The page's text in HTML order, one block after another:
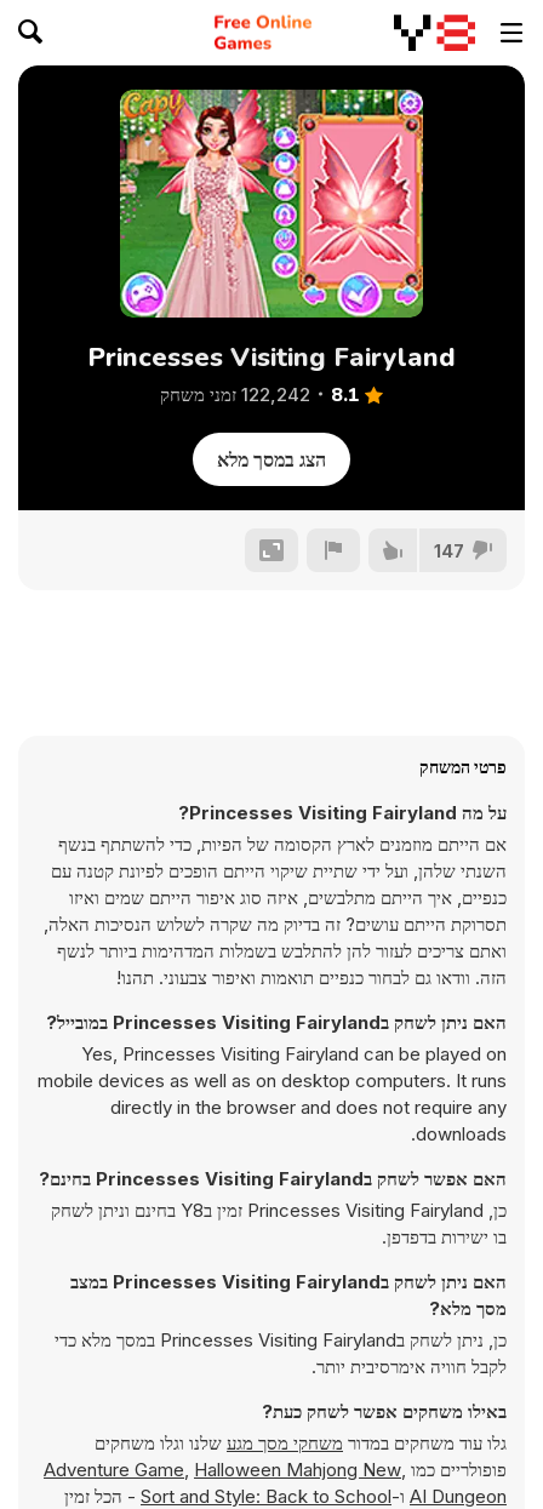
Princesses Visiting Fairyland
8.1 122,242 זמני משחק
הצג במסך מלא
147
פרטי המשחק
על מה Princesses Visiting Fairyland?
אם הייתם מוזמנים לארץ הקסומה של הפיות, כדי להשתתף בנשף
השנתי שלהן, ועל ידי שתיית שיקוי הייתם הופכים לפיונת קטנה עם
כנפיים, איך הייתם מתלבשים, איזה סוג איפור הייתם שמים ואיזו
תסרוקת הייתם עושים? זה בדיוק מה שקרה לשלוש הנסיכות האלה,
ואתם צריכים לעזור להן להתלבש בשמלות המדהימות ביותר לנשף
הזה. וודאו גם לבחור כנפיים תואמות ואיפור צבעוני. תהנו!
האם ניתן לשחק בPrincesses Visiting Fairyland במובייל?
Yes, Princesses Visiting Fairyland can be played on
mobile devices as well as on desktop computers. It runs
directly in the browser and does not require any
downloads.
האם אפשר לשחק בPrincesses Visiting Fairyland בחינם?
כן, Princesses Visiting Fairyland זמין בY8 בחינם וניתן לשחק
בו ישירות בדפדפן.
האם ניתן לשחק בPrincesses Visiting Fairyland במצב
מסך מלא?
כן, ניתן לשחק בPrincesses Visiting Fairyland במסך מלא כדי
לקבל חוויה אימרסיבית יותר.
באילו משחקים אפשר לשחק כעת?
גלו עוד משחקים במדור משחקי מסך מגע שלנו וגלו משחקים
פופולריים כמו
Adventure Game, Halloween Mahjong New,
AI Dungeon ו-Sort and Style: Back to School - הכל זמין